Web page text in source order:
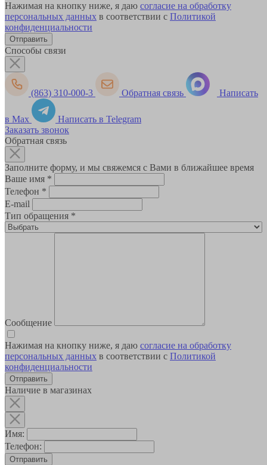
Нажимая на кнопку ниже, я даю согласие на обработку
персональных данных в соответствии с Политикой
конфиденциальности
Способы связи
(863) 310-000-3 Обратная связь Написать
в Max
Написать в Telegram
Заказать звонок
Обратная связь
Заполните форму, и мы свяжемся с Вами в ближайшее время
Ваше имя *
Телефон *
E-mail
Тип обращения *
Сообщение
Нажимая на кнопку ниже, я даю согласие на обработку
персональных данных в соответствии с Политикой
конфиденциальности
Наличие в магазинах
Имя:
Телефон:
Отправить